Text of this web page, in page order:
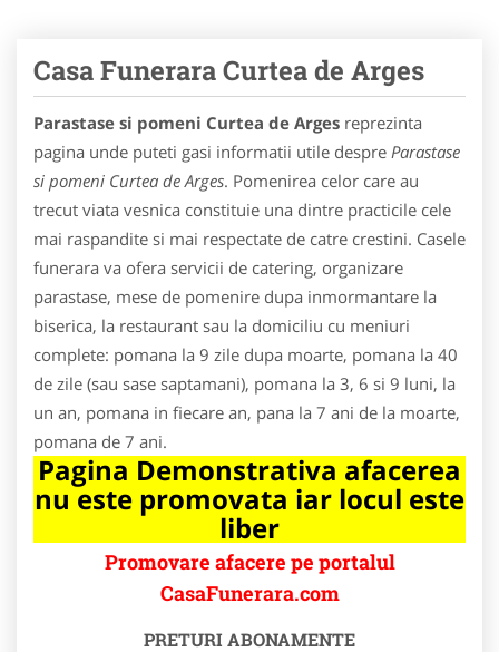
Casa Funerara Curtea de Arges
Parastase si pomeni Curtea de Arges reprezinta
pagina unde puteti gasi informatii utile despre Parastase
si pomeni Curtea de Arges. Pomenirea celor care au
trecut viata vesnica constituie una dintre practicile cele
mai raspandite si mai respectate de catre crestini. Casele
funerara va ofera servicii de catering, organizare
parastase, mese de pomenire dupa inmormantare la
biserica, la restaurant sau la domiciliu cu meniuri
complete: pomana la 9 zile dupa moarte, pomana la 40
de zile (sau sase saptamani), pomana la 3, 6 si 9 luni, la
un an, pomana in fiecare an, pana la 7 ani de la moarte,
pomana de 7 ani.
Pagina Demonstrativa afacerea
nu este promovata iar locul este
liber
Promovare afacere pe portalul
CasaFunerara.com
PRETURI ABONAMENTE